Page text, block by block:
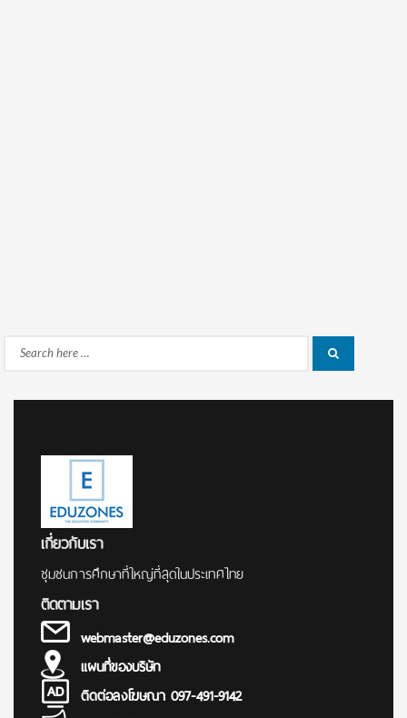
Search
เกี่ยวกับเรา
ชุมชนการศึกษาที่ใหญ่ที่สุดในประเทศไทย
ติดตามเรา
webmaster@eduzones.com
แผนที่ของบริษัท
ติดต่อลงโฆษณา 097-491-9142